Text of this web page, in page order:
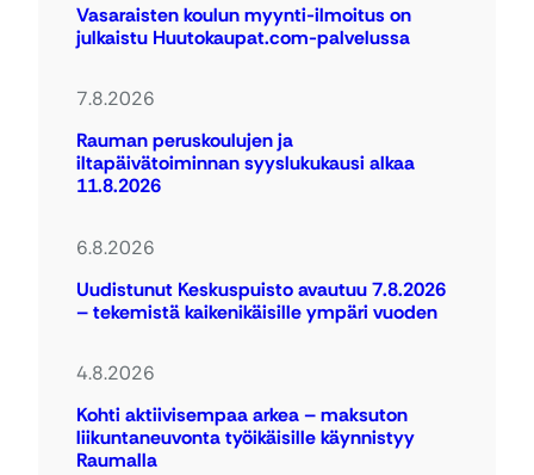
Vasaraisten koulun myynti-ilmoitus on
julkaistu Huutokaupat.com-palvelussa
7.8.2026
Rauman peruskoulujen ja
iltapäivätoiminnan syyslukukausi alkaa
11.8.2026
6.8.2026
Uudistunut Keskuspuisto avautuu 7.8.2026
– tekemistä kaikenikäisille ympäri vuoden
4.8.2026
Kohti aktiivisempaa arkea – maksuton
liikuntaneuvonta työikäisille käynnistyy
Raumalla